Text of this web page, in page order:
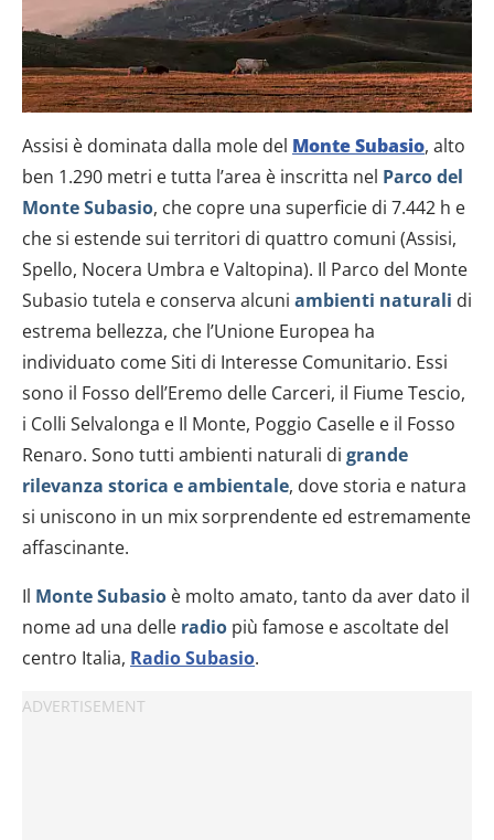
Assisi è dominata dalla mole del Monte Subasio, alto
ben 1.290 metri e tutta l’area è inscritta nel Parco del
Monte Subasio, che copre una superficie di 7.442 h e
che si estende sui territori di quattro comuni (Assisi,
Spello, Nocera Umbra e Valtopina). Il Parco del Monte
Subasio tutela e conserva alcuni ambienti naturali di
estrema bellezza, che l’Unione Europea ha
individuato come Siti di Interesse Comunitario. Essi
sono il Fosso dell’Eremo delle Carceri, il Fiume Tescio,
i Colli Selvalonga e Il Monte, Poggio Caselle e il Fosso
Renaro. Sono tutti ambienti naturali di grande
rilevanza storica e ambientale, dove storia e natura
si uniscono in un mix sorprendente ed estremamente
affascinante.
Il Monte Subasio è molto amato, tanto da aver dato il
nome ad una delle radio più famose e ascoltate del
centro Italia, Radio Subasio.